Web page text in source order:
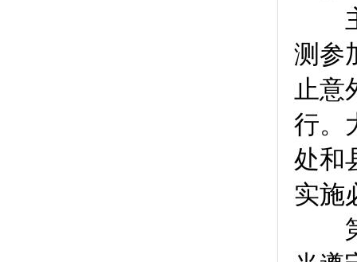
主
测参
止意
行。
处和
实施
第